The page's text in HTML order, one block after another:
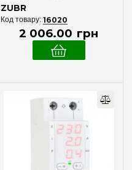
ZUBR
16020
2 006.00 грн